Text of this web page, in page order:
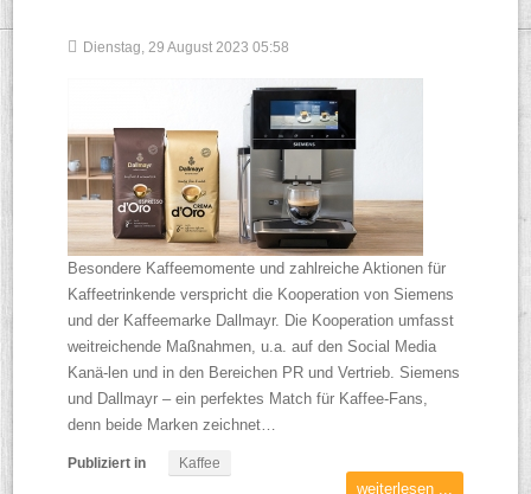
Dienstag, 29 August 2023 05:58
Besondere Kaffeemomente und zahlreiche Aktionen für
Kaffeetrinkende verspricht die Kooperation von Siemens
und der Kaffeemarke Dallmayr. Die Kooperation umfasst
weitreichende Maßnahmen, u.a. auf den Social Media
Kanä-len und in den Bereichen PR und Vertrieb. Siemens
und Dallmayr – ein perfektes Match für Kaffee-Fans,
denn beide Marken zeichnet…
Publiziert in Kaffee
weiterlesen ...